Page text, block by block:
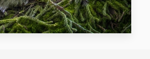
11